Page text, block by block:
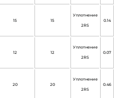
15 15
Уплотнение
2RS
0.14
12 12
Уплотнение
2RS
0.07
20 20
Уплотнение
2RS
0.46